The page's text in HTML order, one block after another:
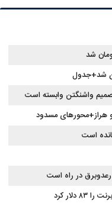
واشنگتن وابسته است
مسدود
است
رعدوبرق در راه است
کرد